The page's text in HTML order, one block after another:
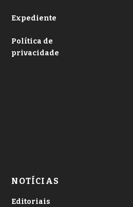
Expediente
Política de
privacidade
NOTÍCIAS
Editoriais